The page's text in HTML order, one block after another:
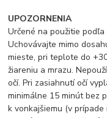
UPOZORNENIA
Určené na použitie
Uchovávajte mimo
mieste, pri teplote do
žiareniu a mrazu.
očí. Pri zasiahnutí očí
minimálne 15 minút bez
k vonkajšiemu (v